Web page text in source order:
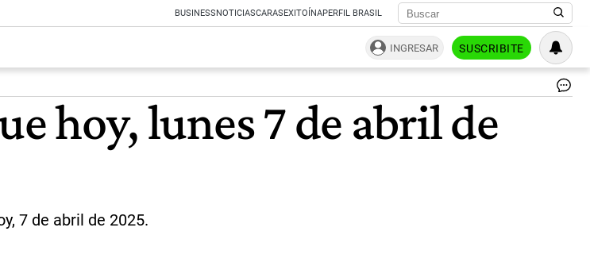
BUSINESSNOTICIASCARASEXITOÍNAPERFIL BRASIL
INGRESAR SUSCRIBITE
hoy, lunes 7 de abril de
7 de abril de 2025.